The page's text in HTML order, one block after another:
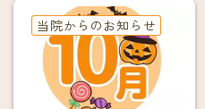
当院からのお知らせ